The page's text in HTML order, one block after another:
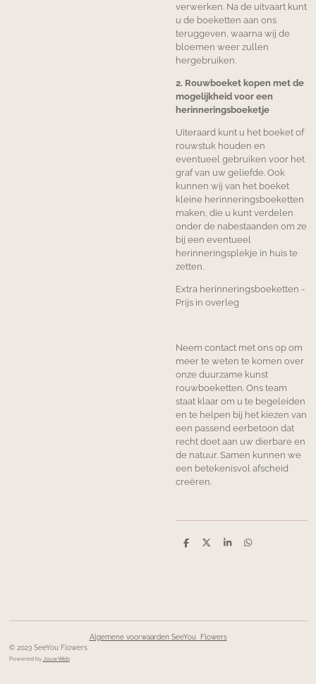
verwerken. Na de uitvaart kunt
u de boeketten aan ons
teruggeven, waarna wij de
bloemen weer zullen
hergebruiken.
2. Rouwboeket kopen met de
mogelijkheid voor een
herinneringsboeketje
Uiteraard kunt u het boeket of
rouwstuk houden en
eventueel gebruiken voor het
graf van uw geliefde. Ook
kunnen wij van het boeket
kleine herinneringsboeketten
maken, die u kunt verdelen
onder de nabestaanden om ze
bij een eventueel
herinneringsplekje in huis te
zetten.
Extra herinneringsboeketten -
Prijs in overleg
Neem contact met ons op om
meer te weten te komen over
onze duurzame kunst
rouwboeketten. Ons team
staat klaar om u te begeleiden
en te helpen bij het kiezen van
een passend eerbetoon dat
recht doet aan uw dierbare en
de natuur. Samen kunnen we
een betekenisvol afscheid
creëren.
D
D
S
D
Algemene voorwaarden SeeYou Flowers
© 2023 SeeYou Flowers
Powered by JouwWeb